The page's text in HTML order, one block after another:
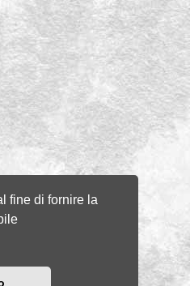
fine di fornire la